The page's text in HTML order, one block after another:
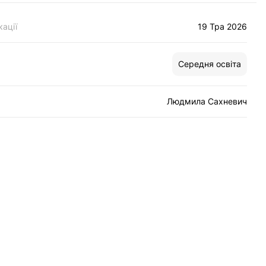
19 Тра 2026
Середня освіта
Людмила Сахневич